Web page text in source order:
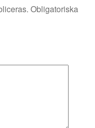
Obligatoriska